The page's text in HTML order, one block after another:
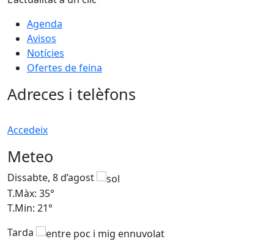
Agenda
Avisos
Notícies
Ofertes de feina
Adreces i telèfons
Accedeix
Meteo
Dissabte, 8 d’agost
T.Màx: 35°
T.Min: 21°
Tarda